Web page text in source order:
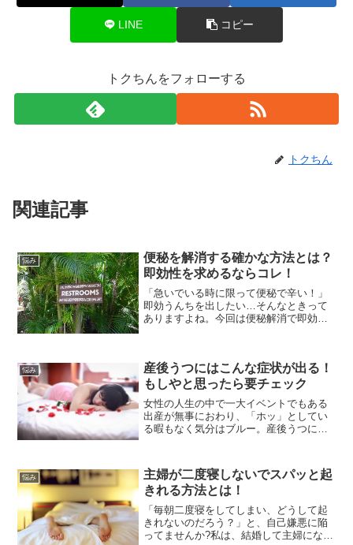
LINE コピー
トクちんをフォローする
トクちん
関連記事
悩み
便秘を解消する確かな方法とは？
即効性を求めるならコレ！
「急いでいる時に限って便秘で辛い！」
即効うんちを出したい…そんなときって
ありますよね。今回は便秘解消で即効性
く、これまでの生活習慣を...
悩み
産後うつにはこんな症状が出る！
もしやと思ったら要チェック
女性の人生の中で一大イベントでもある
出産が無事におわり、「ホッ」としてい
る暇もなく気分はブルー。産後うつにな
ておくと一生治らなくなってしまうケー
スもあります。「もしや...
悩み
主婦が二度寝しないでスパッと起
きれる方法とは！
「毎朝二度寝をしてしまい、どうして起
きれないのだろう？」と、自己嫌悪に陥
ってませんか?私は、結婚して主婦になっ